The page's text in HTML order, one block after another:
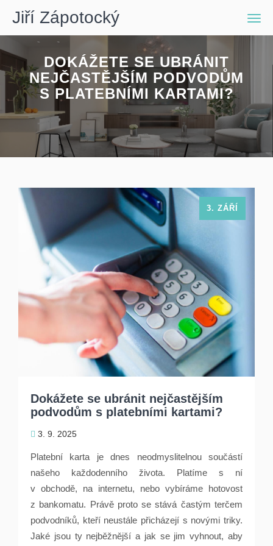
Jiří Zápotocký
DOKÁŽETE SE UBRÁNIT
NEJČASTĚJŠÍM PODVODŮM
S PLATEBNÍMI KARTAMI?
Dokážete se ubránit nejčastějším
podvodům s platebními kartami?
3. 9. 2025
3. ZÁŘÍ
Platební karta je dnes neodmyslitelnou součástí
našeho každodenního života. Platíme s ní
v obchodě, na internetu, nebo vybíráme hotovost
z bankomatu. Právě proto se stává častým terčem
podvodníků, kteří neustále přicházejí s novými triky.
Jaké jsou ty nejběžnější a jak se jim vyhnout, aby